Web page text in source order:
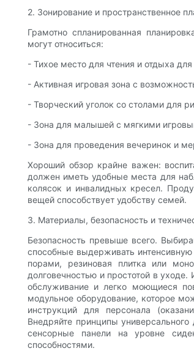
2. Зонирование и пространственное
Грамотно спланированная
могут относиться:
- Тихое место для чтения и отдыха
- Активная игровая зона с
- Творческий уголок со столами для
- Зона для малышей с мягкими
- Зона для проведения вечеринок и
Хороший обзор крайне важен:
должен иметь удобные места для
колясок и инвалидных кресел.
вещей способствует удобству семей.
3. Материалы, безопасность и
Безопасность превыше всего.
способные выдерживать
порами, резиновая плитка или
долговечностью и простотой в
обслуживание и легко моющиеся
модульное оборудование, которое
инструкций для персонала
Внедряйте принципы
сенсорные панели на уровне
способностями.